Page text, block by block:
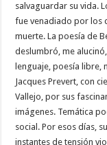
salvaguardar su vida.
fue venadiado por los
muerte. La poesía de
deslumbró, me
lenguaje, poesía libre,
Jacques Prevert, con
Vallejo, por sus
imágenes. Temática
social. Por esos días,
instantes de tensión